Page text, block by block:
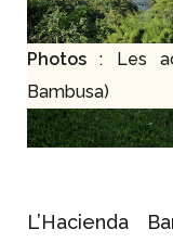
Photos: Les
Bambusa)
L’Hacienda